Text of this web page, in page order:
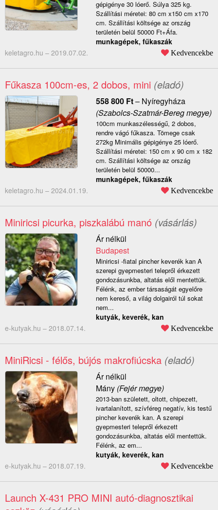
gépigénye 30 lóerő. Súlya 325 kg.
Szállítási méretei: 80 cm x150 cm x170
cm. Szállítási költsége az ország
területén belül 50000 Ft+Áfa.
munkagépek, fűkaszák
keletagro.hu – 2019.07.02. Kedvencekbe
Fűkasza 100cm-es, 2 dobos, mini (eladó)
558 800 Ft– Nyíregyháza
(Szabolcs-Szatmár-Bereg megye)
100cm munkaszélességű, 2 dobos,
rendre vágó fűkasza. Tömege csak
272kg Minimális gépigénye 25 lóerő.
Szállítási méretei: 150 cm x 90 cm x 182
cm. Szállítási költsége az ország
területén belül 50000...
munkagépek, fűkaszák
keletagro.hu – 2024.01.19. Kedvencekbe
Miniricsi picurka, piszkalábú manó (vásárlás)
Ár nélkül
Budapest
Miniricsi -fiatal pincher keverék kan A
szerepi gyepmesteri telepről érkezett
gondozásunkba, altatás elől mentettük.
Félénk, az ember társaságát egyelőre
nem kereső, a világ dolgairól túl sokat
nem...
kutyák, keverék, kan
e-kutyak.hu – 2018.07.14. Kedvencekbe
MiniRicsi - félős, bújós makrofiúcska (eladó)
Ár nélkül
Mány(Fejér megye)
2013-ban született, oltott, chipezett,
ivartalanított, szívféreg negatív, kis testű
pincher keverék kan. A szerepi
gyepmesteri telepről érkezett
gondozásunkba, altatás elől mentettük.
Félénk, az em...
kutyák, keverék, kan
e-kutyak.hu – 2018.07.19. Kedvencekbe
Launch X-431 PRO MINI autó-diagnosztikai